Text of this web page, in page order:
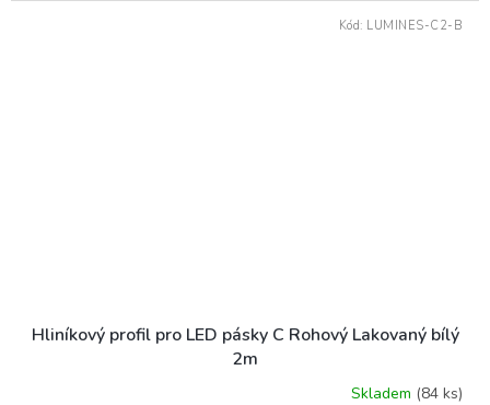
Hliníkový profil pro LED pásky C Rohový Lakovaný bílý
2m
Skladem (84 ks)
Kód: LUMINES-C2-B